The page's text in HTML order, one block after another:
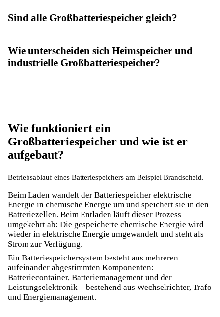
Sind alle Großbatteriespeicher gleich?
Wie unterscheiden sich Heimspeicher und
industrielle Großbatteriespeicher?
Wie funktioniert ein
Großbatteriespeicher und wie ist er
aufgebaut?
Betriebsablauf eines Batteriespeichers am Beispiel Brandscheid.
Beim Laden wandelt der Batteriespeicher elektrische
Energie in chemische Energie um und speichert sie in den
Batteriezellen. Beim Entladen läuft dieser Prozess
umgekehrt ab: Die gespeicherte chemische Energie wird
wieder in elektrische Energie umgewandelt und steht als
Strom zur Verfügung.
Ein Batteriespeichersystem besteht aus mehreren
aufeinander abgestimmten Komponenten:
Batteriecontainer, Batteriemanagement und der
Leistungselektronik – bestehend aus Wechselrichter, Trafo
und Energiemanagement.